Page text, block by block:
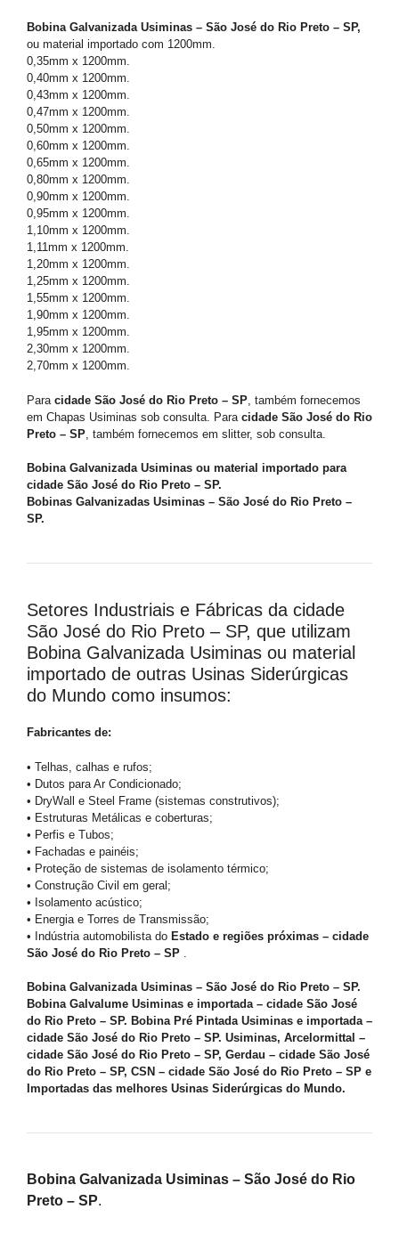
Bobina Galvanizada Usiminas – São José do Rio Preto – SP,
ou material importado com 1200mm.
0,35mm x 1200mm.
0,40mm x 1200mm.
0,43mm x 1200mm.
0,47mm x 1200mm.
0,50mm x 1200mm.
0,60mm x 1200mm.
0,65mm x 1200mm.
0,80mm x 1200mm.
0,90mm x 1200mm.
0,95mm x 1200mm.
1,10mm x 1200mm.
1,11mm x 1200mm.
1,20mm x 1200mm.
1,25mm x 1200mm.
1,55mm x 1200mm.
1,90mm x 1200mm.
1,95mm x 1200mm.
2,30mm x 1200mm.
2,70mm x 1200mm.
Para cidade São José do Rio Preto – SP , também fornecemos
em Chapas Usiminas sob consulta. Para cidade São José do Rio
Preto – SP , também fornecemos em slitter, sob consulta.
Bobina Galvanizada Usiminas ou material importado para
cidade São José do Rio Preto – SP.
Bobinas Galvanizadas Usiminas – São José do Rio Preto –
SP.
Setores Industriais e Fábricas da cidade
São José do Rio Preto – SP, que utilizam
Bobina Galvanizada Usiminas ou material
importado de outras Usinas Siderúrgicas
do Mundo como insumos:
Fabricantes de:
• Telhas, calhas e rufos;
• Dutos para Ar Condicionado;
• DryWall e Steel Frame (sistemas construtivos);
• Estruturas Metálicas e coberturas;
• Perfis e Tubos;
• Fachadas e painéis;
• Proteção de sistemas de isolamento térmico;
• Construção Civil em geral;
• Isolamento acústico;
• Energia e Torres de Transmissão;
• Indústria automobilista do Estado e regiões próximas – cidade
São José do Rio Preto – SP
Bobina Galvanizada Usiminas – São José do Rio Preto – SP.
Bobina Galvalume Usiminas e importada – cidade São José
do Rio Preto – SP. Bobina Pré Pintada Usiminas e importada –
cidade São José do Rio Preto – SP. Usiminas, Arcelormittal –
cidade São José do Rio Preto – SP, Gerdau – cidade São José
do Rio Preto – SP, CSN – cidade São José do Rio Preto – SP e
Importadas das melhores Usinas Siderúrgicas do Mundo.
Bobina Galvanizada Usiminas – São José do Rio
Preto – SP.